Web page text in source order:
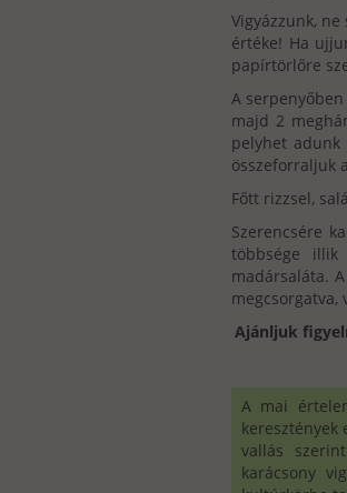
Vigyázzunk,
értéke! Ha
papírtörlőre
A
majd 2
pelyhet
összeforraljuk
Főtt rizzsel,
Szerencsére
többsége
madársaláta.
Ajánljuk
A mai
keresztények
vallás
karácsony